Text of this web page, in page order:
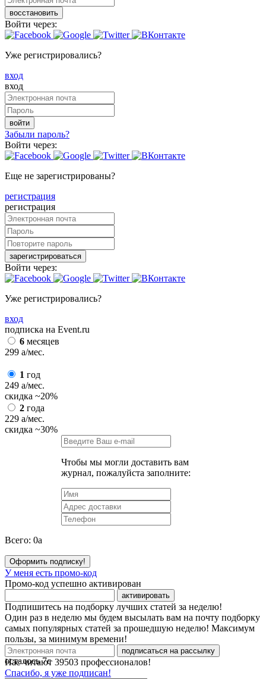
восстановить
Войти через:
Уже регистрировались?
вход
вход
войти
Забыли пароль?
Войти через:
Еще не зарегистрированы?
регистрация
регистрация
зарегистрироваться
Войти через:
Уже регистрировались?
вход
подписка на Event.ru
6 месяцев
299 a/мес.
1 год
249 a/мес.
скидка ~20%
2 года
229 a/мес.
скидка ~30%
Чтобы мы могли доставить вам
журнал, пожалуйста заполните:
Всего: 0a
Оформить подписку!
У меня есть промо-код
Промо-код успешно активирован
активировать
Подпишитесь на подборку лучших статей за неделю!
Один раз в неделю мы будем высылать вам на почту подборку
самых популярных статей за прошедшую неделю! Максимум
пользы, за минимум времени!
подписаться на рассылку
Нас читают 39503 профессионалов!
Спасибо, я уже подписан!
осталось7с